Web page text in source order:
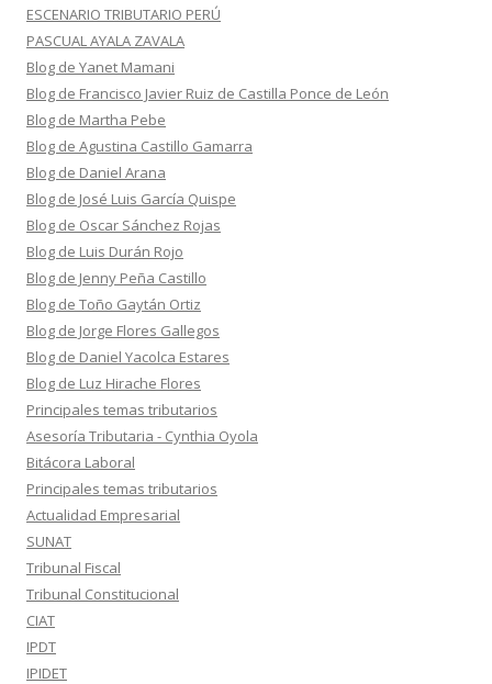
ESCENARIO TRIBUTARIO PERÚ
PASCUAL AYALA ZAVALA
Blog de Yanet Mamani
Blog de Francisco Javier Ruiz de Castilla Ponce de León
Blog de Martha Pebe
Blog de Agustina Castillo Gamarra
Blog de Daniel Arana
Blog de José Luis García Quispe
Blog de Oscar Sánchez Rojas
Blog de Luis Durán Rojo
Blog de Jenny Peña Castillo
Blog de Toño Gaytán Ortiz
Blog de Jorge Flores Gallegos
Blog de Daniel Yacolca Estares
Blog de Luz Hirache Flores
Principales temas tributarios
Asesoría Tributaria - Cynthia Oyola
Bitácora Laboral
Principales temas tributarios
Actualidad Empresarial
SUNAT
Tribunal Fiscal
Tribunal Constitucional
CIAT
IPDT
IPIDET